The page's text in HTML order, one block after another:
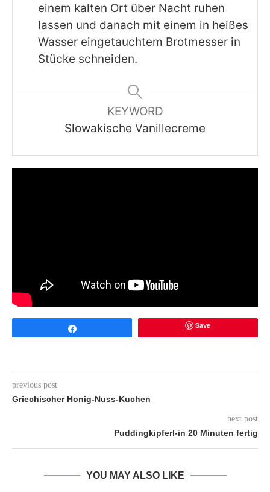
einem kalten Ort über Nacht ruhen
lassen und danach mit einem in heißes
Wasser eingetauchtem Brotmesser in
Stücke schneiden.
KEYWORD
Slowakische Vanillecreme
Save
previous post
Griechischer Honig-Nuss-Kuchen
next post
Puddingkipferl-in 20 Minuten fertig
YOU MAY ALSO LIKE